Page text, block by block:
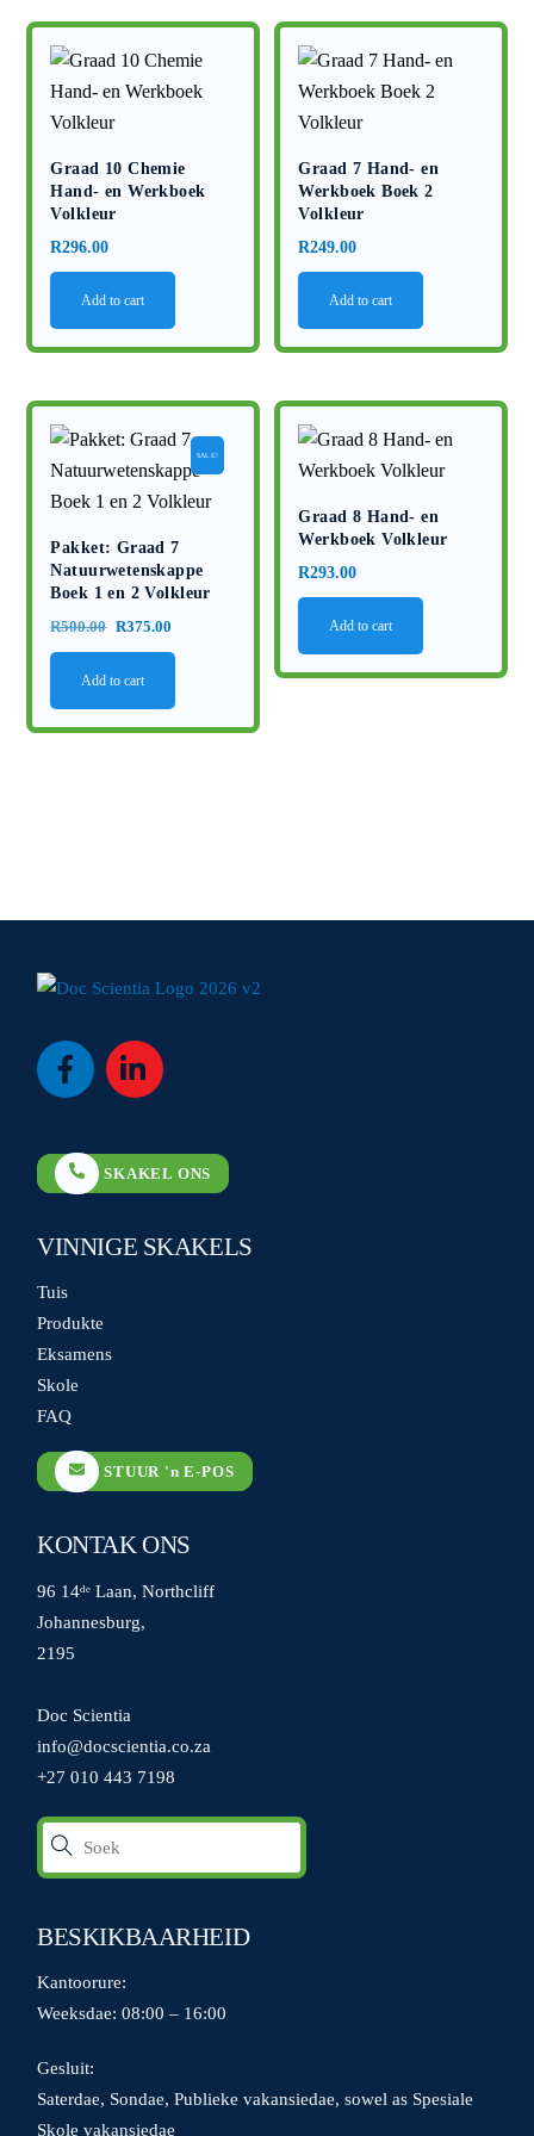
Graad 10 Chemie
Hand- en Werkboek
Volkleur
R296.00
Add to cart
Graad 7 Hand- en
Werkboek Boek 2
Volkleur
R249.00
Add to cart
SALE!
Pakket: Graad 7
Natuurwetenskappe
Boek 1 en 2 Volkleur
R500.00 Original
price
was:
R375.00
price
Add to cart
Graad 8 Hand- en
Werkboek Volkleur
R293.00
Add to cart
Icon
Icon
SKAKEL ONS
VINNIGE SKAKELS
Tuis
Produkte
Eksamens
Skole
FAQ
STUUR 'n E-POS
KONTAK ONS
96 14ᵈᵉ Laan, Northcliff
Johannesburg,
2195
Doc Scientia
info@docscientia.co.za
+27 010 443 7198
BESKIKBAARHEID
Kantoorure:
Weeksdae: 08:00 – 16:00
Gesluit:
Saterdae, Sondae, Publieke vakansiedae, sowel as Spesiale
Skole vakansiedae